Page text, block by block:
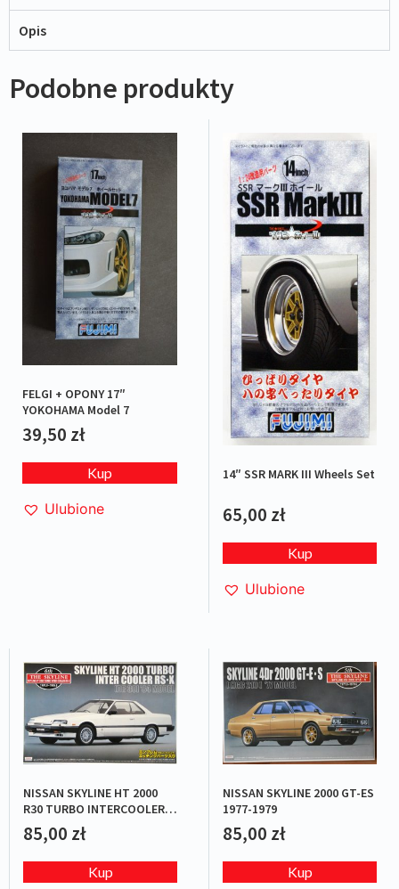
Opis
Podobne produkty
FELGI + OPONY 17″
YOKOHAMA Model 7
39,50 zł
Kup
Ulubione
14″ SSR MARK III Wheels Set
65,00 zł
Kup
Ulubione
NISSAN SKYLINE HT 2000
R30 TURBO INTERCOOLER
RS-X 1984
85,00 zł
Kup
NISSAN SKYLINE 2000 GT-ES
1977-1979
85,00 zł
Kup